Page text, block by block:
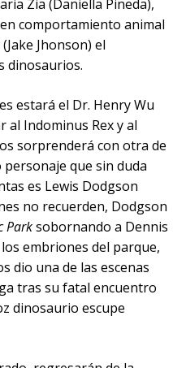
Zia (Daniella Pineda),
comportamiento animal
Jhonson) el
dinosaurios.
estará el Dr. Henry Wu
al Indominus Rex y al
sorprenderá con otra de
que sin duda
es Lewis Dodgson
no recuerden, Dodgson
Parksobornando a Dennis
embriones del parque,
dio una de las escenas
tras su fatal encuentro
dinosaurio escupe